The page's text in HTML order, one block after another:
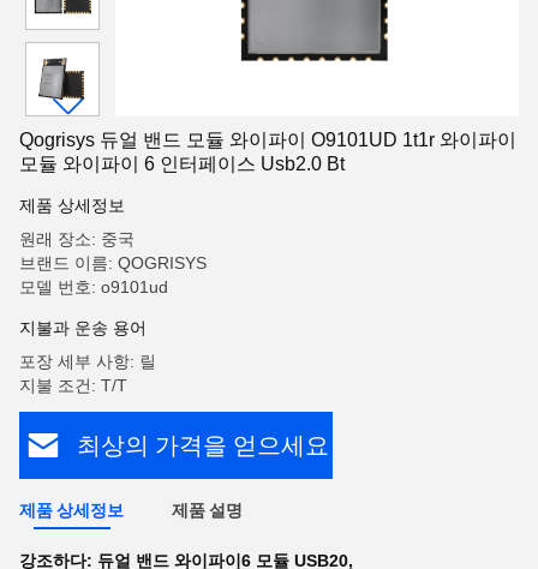
Qogrisys 듀얼 밴드 모듈 와이파이 O9101UD 1t1r 와이파이
모듈 와이파이 6 인터페이스 Usb2.0 Bt
제품 상세정보
원래 장소: 중국
브랜드 이름: QOGRISYS
모델 번호: o9101ud
지불과 운송 용어
포장 세부 사항: 릴
지불 조건: T/T
최상의 가격을 얻으세요
제품 상세정보 제품 설명
강조하다: 듀얼 밴드 와이파이6 모듈 USB20,